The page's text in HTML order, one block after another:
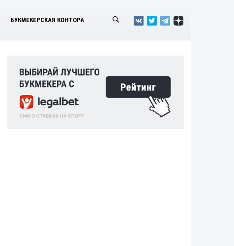
БУКМЕКЕРСКАЯ КОНТОРА